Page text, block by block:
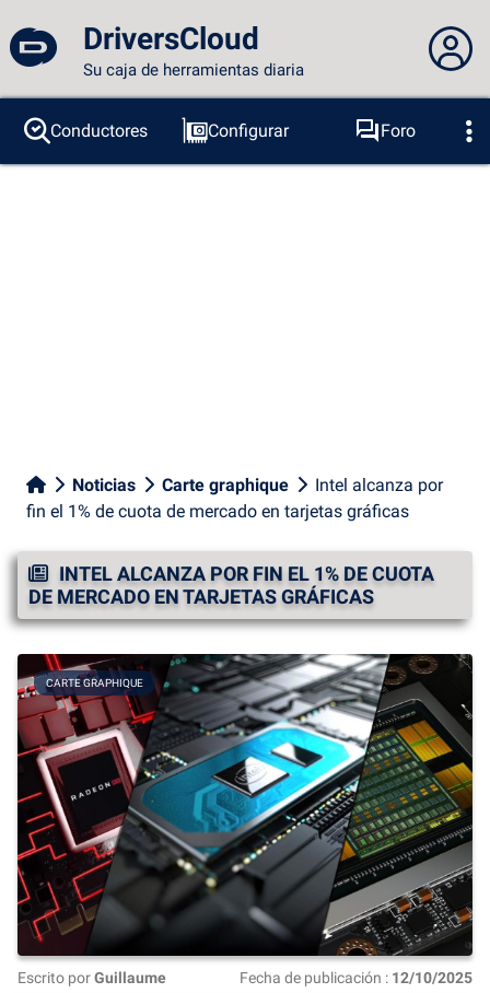
DriversCloud
Su caja de herramientas diaria
No estás conectado...
Acceder al sitio
Conductores Configurar
Foro
Sondas
BSOD Herramientas
Noticias Carte graphique
Intel alcanza por
fin el 1% de cuota de mercado en tarjetas gráficas
INTEL ALCANZA POR FIN EL 1% DE CUOTA
DE MERCADO EN TARJETAS GRÁFICAS
CARTE GRAPHIQUE
Escrito porGuillaume Fecha de publicación : 12/10/2025